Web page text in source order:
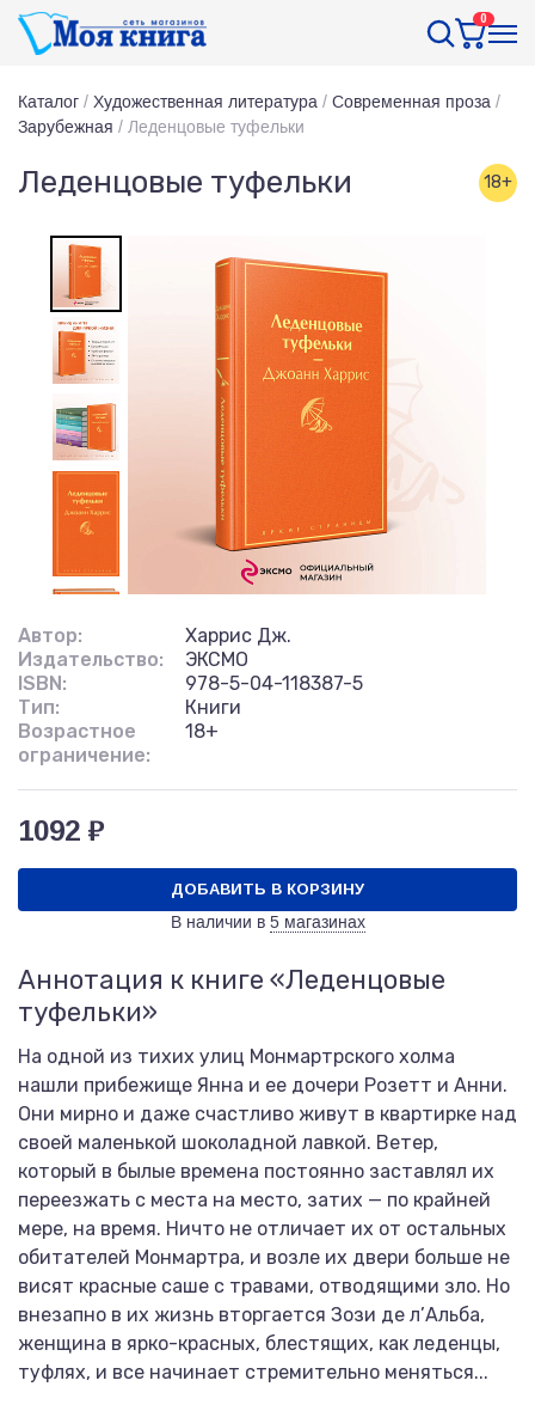
0
Каталог / Художественная литература / Современная проза /
Зарубежная / Леденцовые туфельки
Леденцовые туфельки 18+
Автор:
Харрис Дж.
Издательство:
ЭКСМО
ISBN:
978-5-04-118387-5
Тип:
Книги
Возрастное
ограничение:
18+
1092 ₽
ДОБАВИТЬ В КОРЗИНУ
В наличии в 5 магазинах
Аннотация к книге «Леденцовые
туфельки»
На одной из тихих улиц Монмартрского холма
нашли прибежище Янна и ее дочери Розетт и Анни.
Они мирно и даже счастливо живут в квартирке над
своей маленькой шоколадной лавкой. Ветер,
который в былые времена постоянно заставлял их
переезжать с места на место, затих — по крайней
мере, на время. Ничто не отличает их от остальных
обитателей Монмартра, и возле их двери больше не
висят красные саше с травами, отводящими зло. Но
внезапно в их жизнь вторгается Зози де л’Альба,
женщина в ярко-красных, блестящих, как леденцы,
туфлях, и все начинает стремительно меняться...